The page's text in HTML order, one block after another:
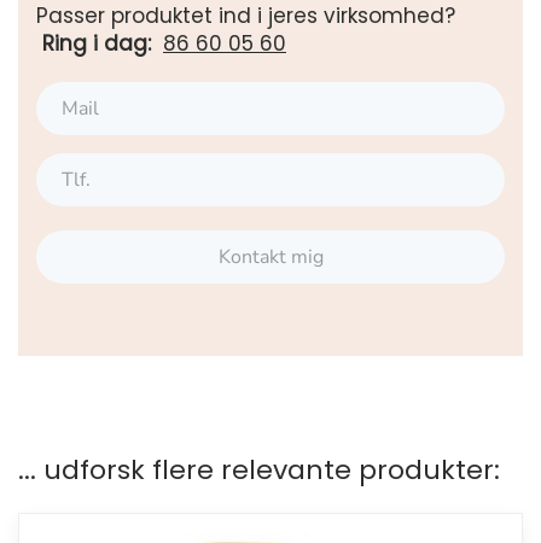
Passer produktet ind i jeres virksomhed?
Ring i dag: 86 60 05 60
Kontakt mig
... udforsk flere relevante produkter: